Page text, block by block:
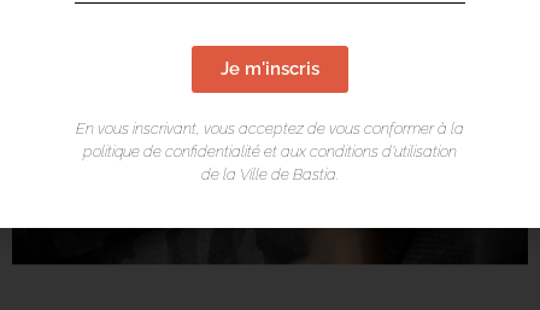
Je m'inscris
En vous inscrivant, vous acceptez de vous conformer à la
politique de confidentialité et aux conditions d’utilisation
de la Ville de Bastia.